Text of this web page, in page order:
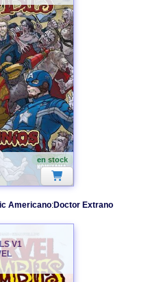
en stock
Americano:Doctor Extrano
V1